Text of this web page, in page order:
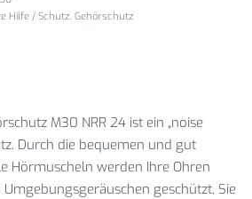
Hilfe / Schutz, Gehörschutz
M30 NRR 24 ist ein „noise
Durch die bequemen und gut
Hörmuscheln werden Ihre Ohren
geschützt, Sie